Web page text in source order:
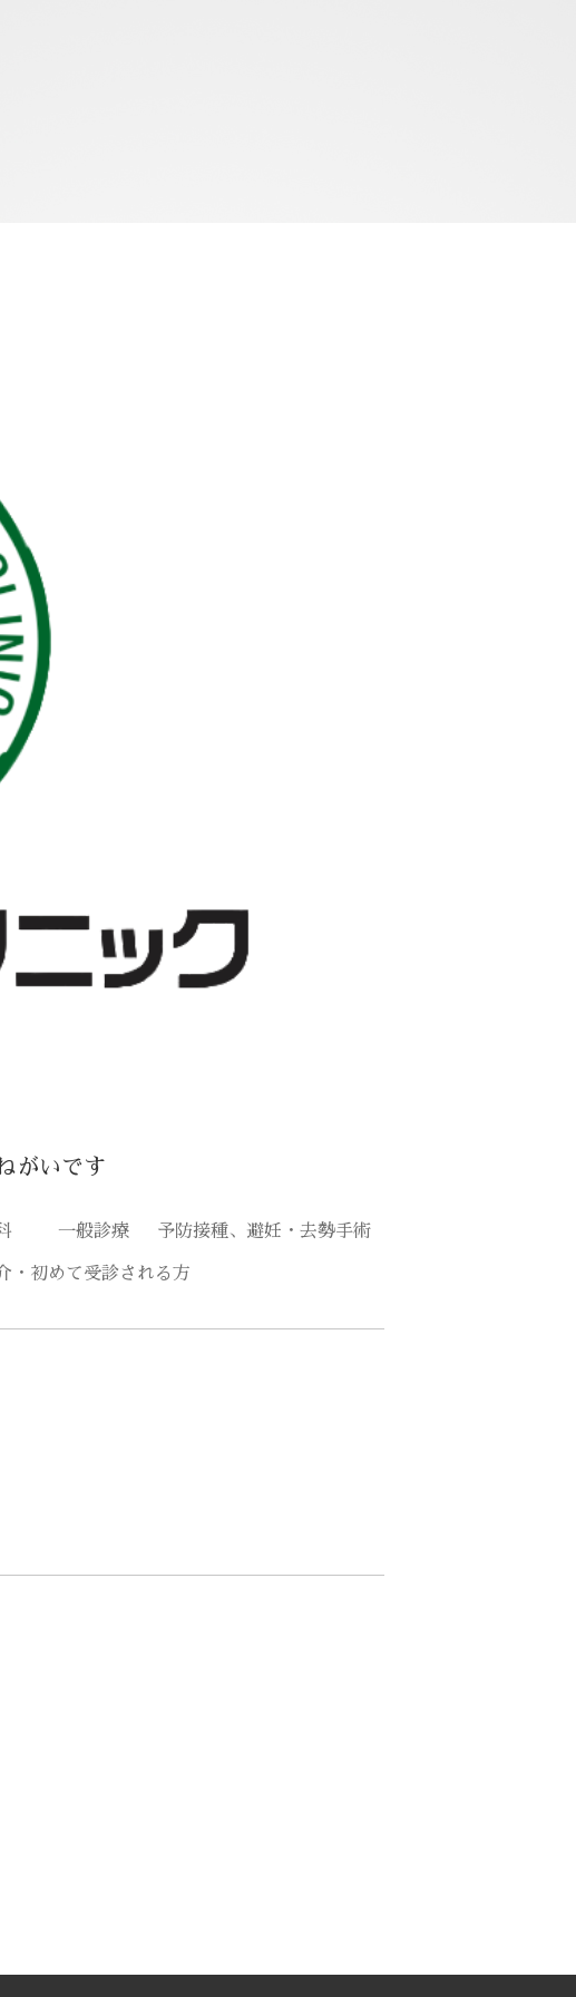
がいです
一般診療 予防接種、避妊・去勢手術
・初めて受診される方